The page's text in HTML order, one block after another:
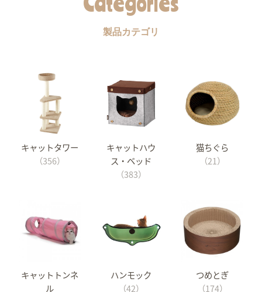
製品カテゴリ
キャットタワー
（356）
キャットハウ
ス・ベッド
（383）
猫ちぐら
（21）
キャットトンネ
ル
ハンモック
（42）
つめとぎ
（174）